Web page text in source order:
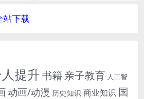
站下载
提升书籍 亲子教育 人工智
动画/动漫 历史知识 商业知识 国